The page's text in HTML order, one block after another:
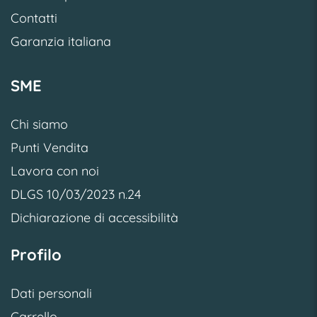
Contatti
Garanzia italiana
SME
Chi siamo
Punti Vendita
Lavora con noi
DLGS 10/03/2023 n.24
Dichiarazione di accessibilità
Profilo
Dati personali